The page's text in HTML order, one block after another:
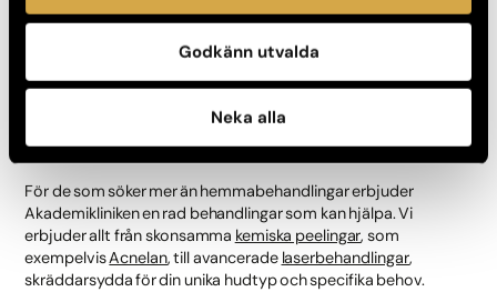
Godkänn utvalda
Neka alla
eftersom dessa kan bidra till hudproblem. En daglig rutin med
solskydd och antioxidanter kan göra stor skillnad.
Professionella behandlingar
För de som söker mer än hemmabehandlingar erbjuder
Akademikliniken en rad behandlingar som kan hjälpa. Vi
erbjuder allt från skonsamma kemiska peelingar, som
exempelvisAcnelan, till avancerade laserbehandlingar,
skräddarsydda för din unika hudtyp och specifika behov.